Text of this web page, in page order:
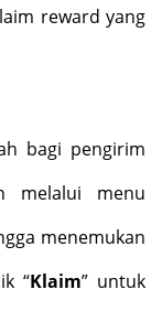
reward yang
bagi pengirim
melalui menu
menemukan
“Klaim” untuk